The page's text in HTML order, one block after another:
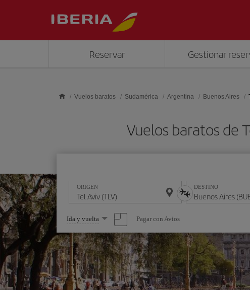
Reservar Gestionar
Vuelos baratos Sudamérica Argentina Buenos Aires
Vuelos baratos de
ORIGEN DESTINO
Seleccione
una
opción
Ida y vuelta Pagar con Avios